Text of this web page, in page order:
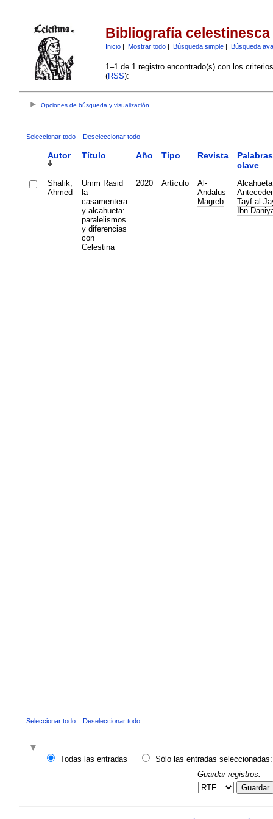
Bibliografía celestinesca
Inicio| Mostrar todo| Búsqueda simple| Búsqueda
1–1 de 1 registro encontrado(s) con los
(RSS):
Opciones de búsqueda y visualización
Seleccionar todo Deseleccionar todo
Autor Título Año Tipo Revista
Palabras
clave
Shafik,
Ahmed
Umm Rasid
la
casamentera
y alcahueta:
paralelismos
y diferencias
con
Celestina
2020 Artículo
Al-
Andalus
Magreb
Alcahueta
Tayf al-
Ibn
Seleccionar todo Deseleccionar todo
Todas las entradas
Sólo las entradas seleccionadas:
Guardar registros:
Guardar